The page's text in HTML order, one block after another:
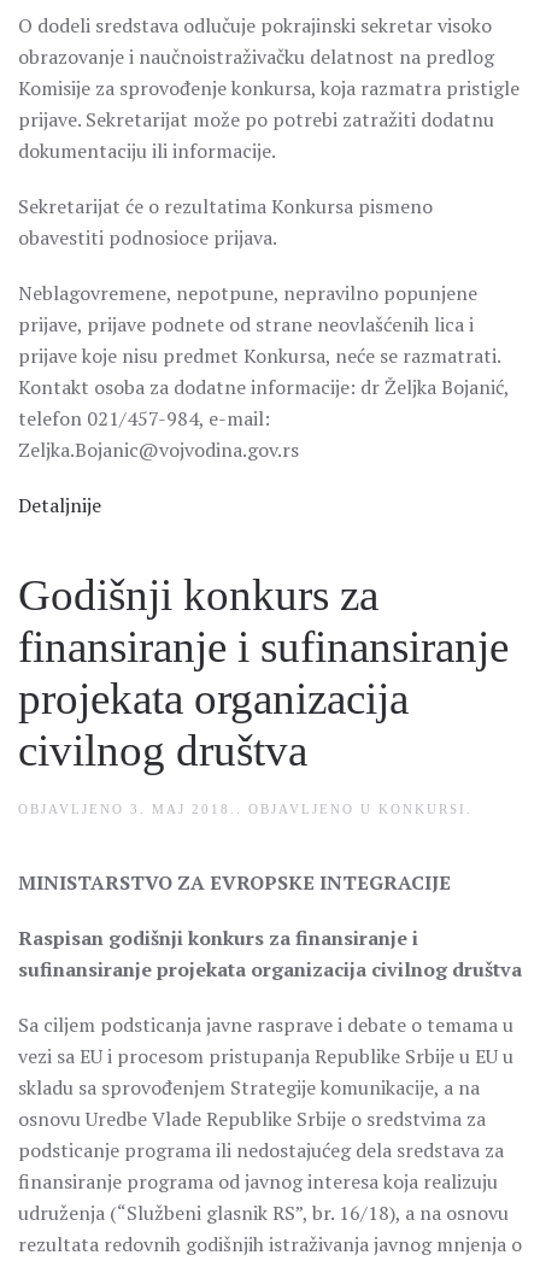
O dodeli sredstava odlučuje pokrajinski sekretar visoko
obrazovanje i naučnoistraživačku delatnost na predlog
Komisije za sprovođenje konkursa, koja razmatra pristigle
prijave. Sekretarijat može po potrebi zatražiti dodatnu
dokumentaciju ili informacije.
Sekretarijat će o rezultatima Konkursa pismeno
obavestiti podnosioce prijava.
Neblagovremene, nepotpune, nepravilno popunjene
prijave, prijave podnete od strane neovlašćenih lica i
prijave koje nisu predmet Konkursa, neće se razmatrati.
Kontakt osoba za dodatne informacije: dr Željka Bojanić,
telefon 021/457-984, e-mail:
Zeljka.Bojanic@vojvodina.gov.rs
Detaljnije
Godišnji konkurs za
finansiranje i sufinansiranje
projekata organizacija
civilnog društva
OBJAVLJENO 3. MAJ 2018. . OBJAVLJENO U KONKURSI
MINISTARSTVO ZA EVROPSKE INTEGRACIJE
Raspisan godišnji konkurs za finansiranje i
sufinansiranje projekata organizacija civilnog društva
Sa ciljem podsticanja javne rasprave i debate o temama u
vezi sa EU i procesom pristupanja Republike Srbije u EU u
skladu sa sprovođenjem Strategije komunikacije, a na
osnovu Uredbe Vlade Republike Srbije o sredstvima za
podsticanje programa ili nedostajućeg dela sredstava za
finansiranje programa od javnog interesa koja realizuju
udruženja (“Službeni glasnik RS”, br. 16/18), a na osnovu
rezultata redovnih godišnjih istraživanja javnog mnjenja o